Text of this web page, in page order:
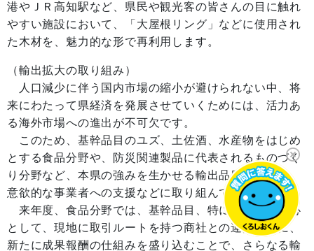
港やＪＲ高知駅など、県民や観光客の皆さんの目に触れ
やすい施設において、「大屋根リング」などに使用され
た木材を、魅力的な形で再利用します。
（輸出拡大の取り組み）
人口減少に伴う国内市場の縮小が避けられない中、将
来にわたって県経済を発展させていくためには、活力あ
る海外市場への進出が不可欠です。
このため、基幹品目のユズ、土佐酒、水産物をはじめ
とする食品分野や、防災関連製品に代表されるものづく
り分野など、本県の強みを生かせる輸出品目の発掘や、
意欲的な事業者への支援などに取り組んできました。
来年度、食品分野では、基幹品目、特に土佐酒を中心
として、現地に取引ルートを持つ商社との連携事業に、
新たに成果報酬の仕組みを盛り込むことで、さらなる輸